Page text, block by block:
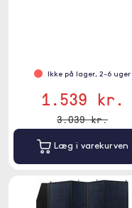
Ikke på lager, 2-6 uger
1.539 kr.
3.039 kr.
Læg i varekurven